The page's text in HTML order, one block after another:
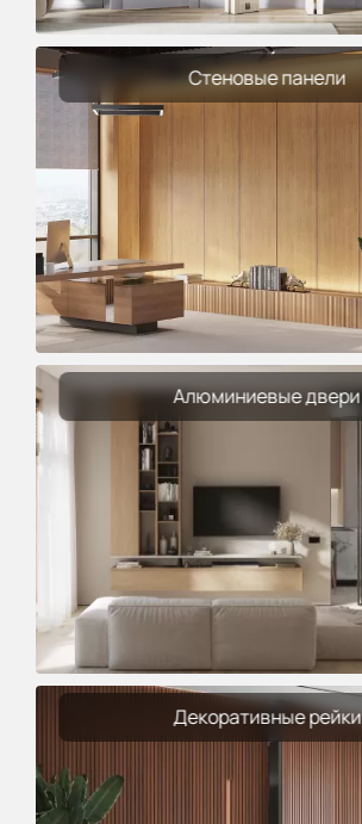
Стеновые панели
Алюминиевые двери
Декоративные рейки